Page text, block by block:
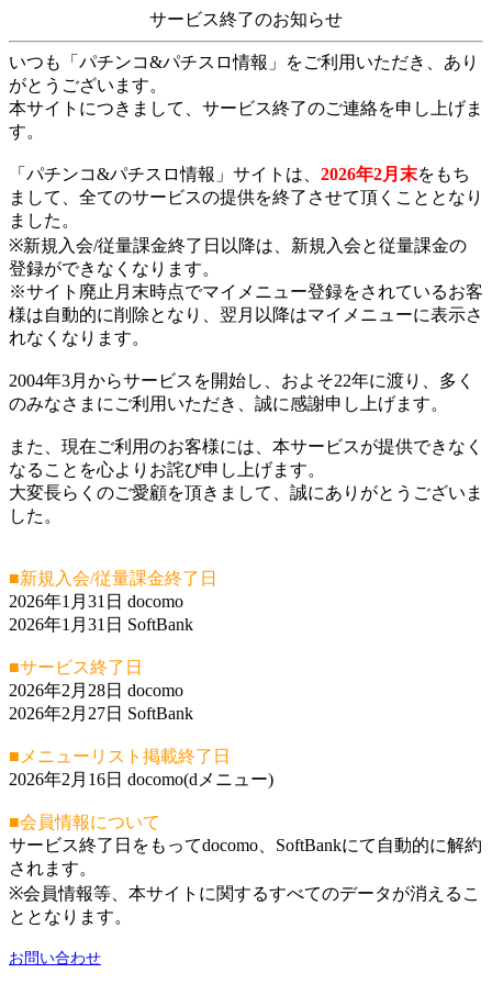
サービス終了のお知らせ
いつも「パチンコ&パチスロ情報」をご利用いただき、あり
がとうございます。
本サイトにつきまして、サービス終了のご連絡を申し上げま
す。
「パチンコ&パチスロ情報」サイトは、 2026年2月末をもち
まして、全てのサービスの提供を終了させて頂くこととなり
ました。
※新規入会/従量課金終了日以降は、新規入会と従量課金の
登録ができなくなります。
※サイト廃止月末時点でマイメニュー登録をされているお客
様は自動的に削除となり、翌月以降はマイメニューに表示さ
れなくなります。
2004年3月からサービスを開始し、およそ22年に渡り、多く
のみなさまにご利用いただき、誠に感謝申し上げます。
また、現在ご利用のお客様には、本サービスが提供できなく
なることを心よりお詫び申し上げます。
大変長らくのご愛顧を頂きまして、誠にありがとうございま
した。
■新規入会/従量課金終了日
2026年1月31日 docomo
2026年1月31日 SoftBank
■サービス終了日
2026年2月28日 docomo
2026年2月27日 SoftBank
■メニューリスト掲載終了日
2026年2月16日 docomo(dメニュー)
■会員情報について
サービス終了日をもってdocomo、SoftBankにて自動的に解約
されます。
※会員情報等、本サイトに関するすべてのデータが消えるこ
ととなります。
お問い合わせ